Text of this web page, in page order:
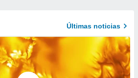
Últimas noticias